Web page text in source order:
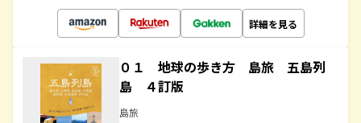
詳細を見る
０１ 地球の歩き方 島旅 五島列
島 ４訂版
島旅